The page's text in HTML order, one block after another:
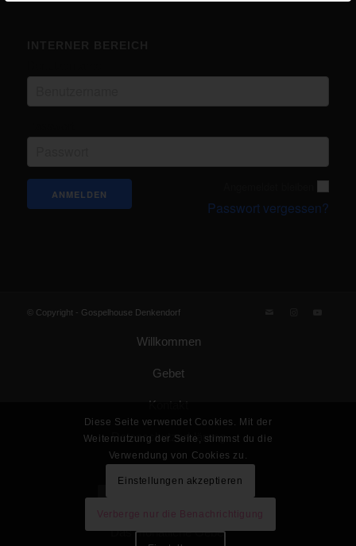
Passwort vergessen?
© Copyright - Gospelhouse Denkendorf
Willkommen
Gebet
Kontakt
Datenschutzerklärung
Impressum
Gemeinde Gottes KdöR
Das monatliche Gebet
Diese Seite verwendet Cookies. Mit der
Weiternutzung der Seite, stimmst du die
Verwendung von Cookies zu.
Einstellungen akzeptieren
Verberge nur die Benachrichtigung